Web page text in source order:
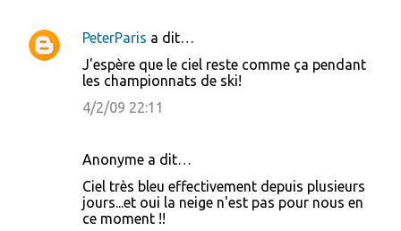
PeterParis a dit…
J'espère que le ciel reste comme ça pendant
les championnats de ski!
4/2/09 22:11
Anonyme a dit…
Ciel très bleu effectivement depuis plusieurs
jours...et oui la neige n'est pas pour nous en
ce moment !!